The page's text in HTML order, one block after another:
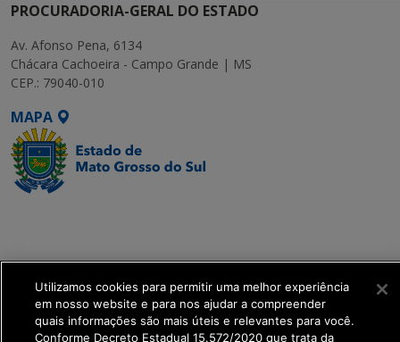
PROCURADORIA-GERAL DO ESTADO
Av. Afonso Pena, 6134
Chácara Cachoeira - Campo Grande | MS
CEP.: 79040-010
MAPA
Transformação Digital
get_footer();
Utilizamos cookies para permitir uma melhor experiência
em nosso website e para nos ajudar a compreender
quais informações são mais úteis e relevantes para você.
Conforme Decreto Estadual 15.572/2020 que trata da